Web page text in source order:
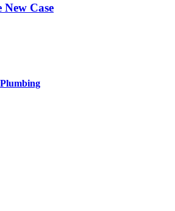
Case
Plumbing